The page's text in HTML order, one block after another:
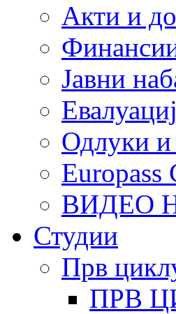
Акти и
Јавни
Одлуки и
Europass
ВИДЕО
Студии
Прв
ПРВ